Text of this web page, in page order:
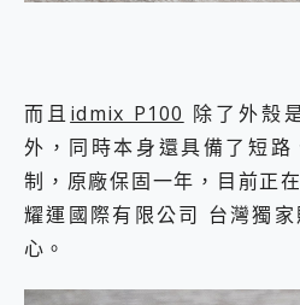
而且 idmix P100 除了外殼
外，同時本身還具備了短
制，原廠保固一年，目前正
耀運國際有限公司 台灣獨
心。